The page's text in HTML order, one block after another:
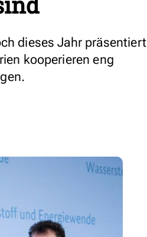
dieses Jahr präsentiert
kooperieren eng